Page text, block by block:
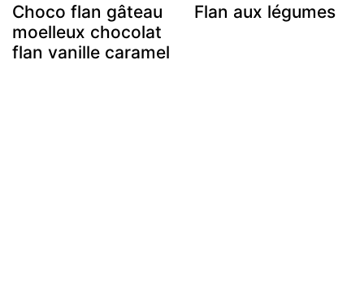
Choco flan gâteau
moelleux chocolat
flan vanille caramel
Flan aux légumes